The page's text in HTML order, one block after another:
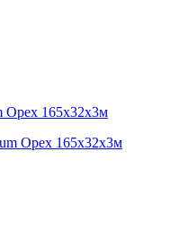
Орех 165х32х3м